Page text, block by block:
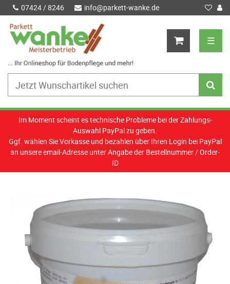
07424 / 8246 info@parkett-wanke.de
☰
Im Moment scheint es technische Probleme bei der Zahlungs-
Auswahl PayPal zu geben.
Ggf. wählen Sie Vorkasse und bezahlen über Ihren Login bei PayPal
an unsere email-Adresse unter Angabe der Bestellnummer / Order-
ID